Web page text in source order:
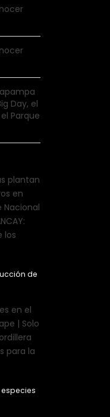
Day, el
Parque
plantan
en
Nacional
los
de
en el
| Solo
para la
especies